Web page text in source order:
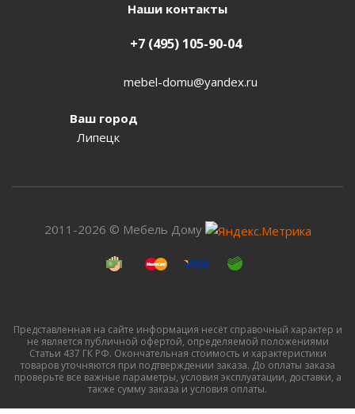
Наши контакты
+7 (495) 105-90-04
mebel-domu@yandex.ru
Ваш город
Липецк
2011-2026 © Мебель Дому
Представленная на сайте информация несёт справочный характер и
не является публичной офертой, определяемой положениями
Статьи 437 ГК РФ. Окончательная стоимость и характеристики
товаров уточняются при подтверждении заказа. До оплаты заказа
проверьте все важные параметры, условия эксплуатации, доставки, а
также сумму заказа и условия оплаты.